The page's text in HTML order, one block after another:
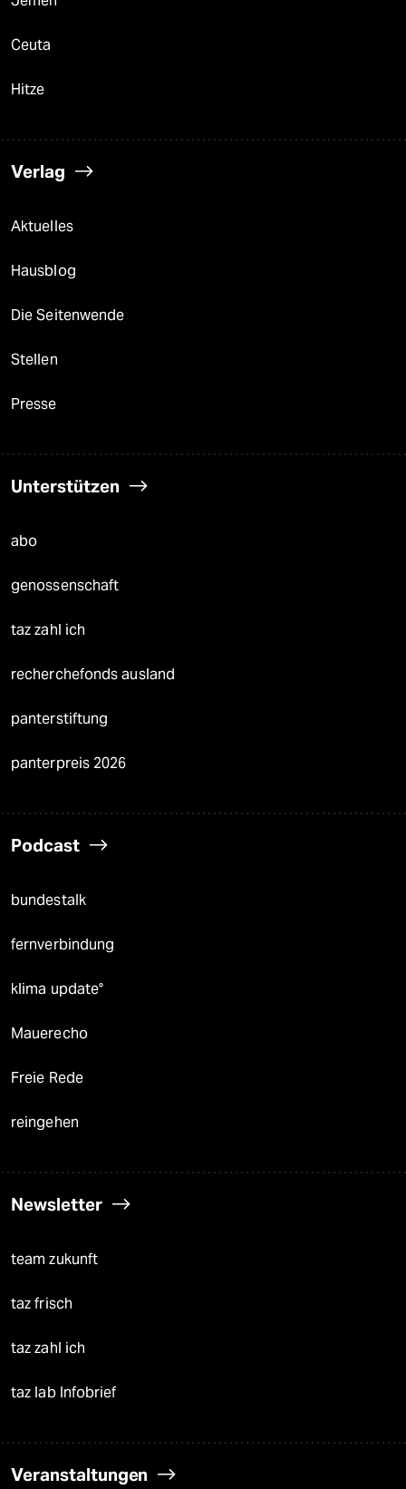
Ceuta
Hitze
Verlag
Aktuelles
Hausblog
Die Seitenwende
Stellen
Presse
Unterstützen
abo
genossenschaft
taz zahl ich
recherchefonds ausland
panterstiftung
panterpreis 2026
Podcast
bundestalk
fernverbindung
klima update°
Mauerecho
Freie Rede
reingehen
Newsletter
team zukunft
taz frisch
taz zahl ich
taz lab Infobrief
Veranstaltungen